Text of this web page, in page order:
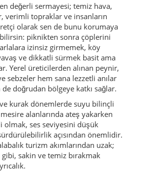
en değerli sermayesi; temiz hava,
verimli topraklar ve insanların
olarak sen de bunu korumaya
piknikten sonra çöplerini
izinsiz girmemek, köy
ve dikkatli sürmek basit ama
Yerel üreticilerden alınan peynir,
sebzeler hem sana lezzetli anılar
de doğrudan bölgeye katkı sağlar.
ve kurak dönemlerde suyu bilinçli
alanlarında ateş yakarken
olmak, ses seviyesini düşük
açısından önemlidir.
turizm akımlarından uzak;
sakin ve temiz bırakmak